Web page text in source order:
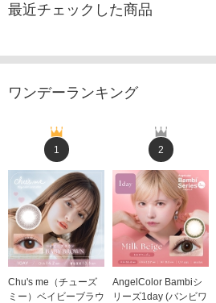
最近チェックした商品
ワンデーランキング
1
Chu's me（チューズ
ミー）ベイビーブラウ
2
AngelColor Bambiシ
リーズ1day (バンビワ